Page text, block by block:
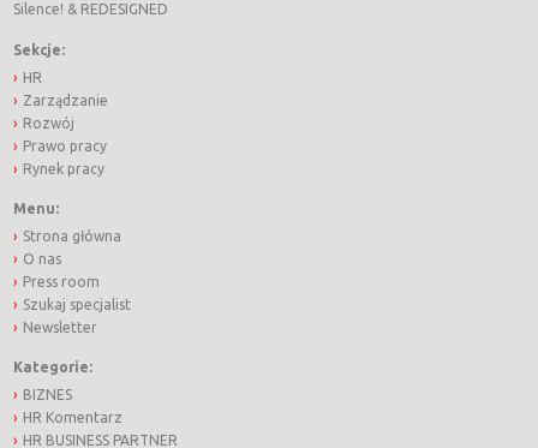
Silence! & REDESIGNED
Sekcje:
HR
Zarządzanie
Rozwój
Prawo pracy
Rynek pracy
Menu:
Strona główna
O nas
Press room
Szukaj specjalist
Newsletter
Kategorie:
BIZNES
HR Komentarz
HR BUSINESS PARTNER